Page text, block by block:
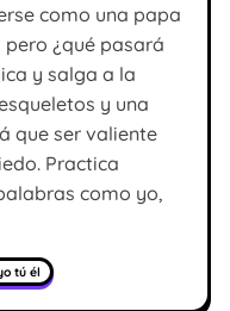
como una papa
¿qué pasará
y salga a la
y una
que ser valiente
Practica
como yo,
tú él